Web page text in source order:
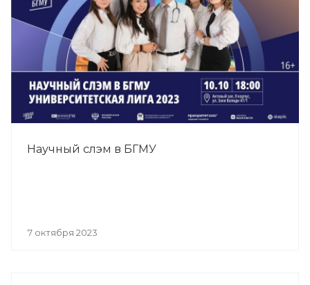
Научный слэм в БГМУ
7 октября 2023